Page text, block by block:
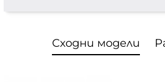
Сходни модели